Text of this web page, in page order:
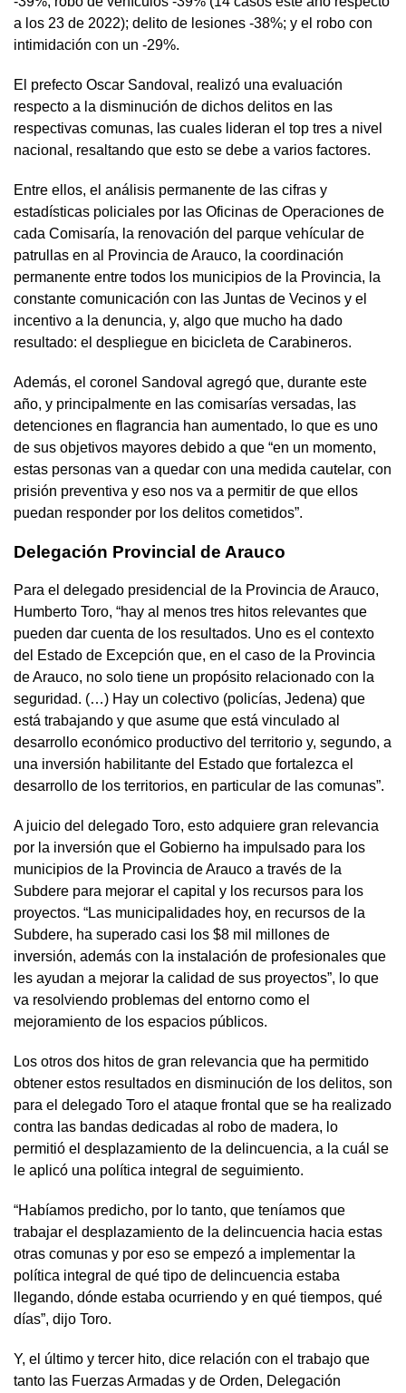
a los 23 de 2022); delito de lesiones -38%; y el robo con
intimidación con un -29%.
El prefecto Oscar Sandoval, realizó una evaluación
respecto a la disminución de dichos delitos en las
respectivas comunas, las cuales lideran el top tres a nivel
nacional, resaltando que esto se debe a varios factores.
Entre ellos, el análisis permanente de las cifras y
estadísticas policiales por las Oficinas de Operaciones de
cada Comisaría, la renovación del parque vehícular de
patrullas en al Provincia de Arauco, la coordinación
permanente entre todos los municipios de la Provincia, la
constante comunicación con las Juntas de Vecinos y el
incentivo a la denuncia, y, algo que mucho ha dado
resultado: el despliegue en bicicleta de Carabineros.
Además, el coronel Sandoval agregó que, durante este
año, y principalmente en las comisarías versadas, las
detenciones en flagrancia han aumentado, lo que es uno
de sus objetivos mayores debido a que “en un momento,
estas personas van a quedar con una medida cautelar, con
prisión preventiva y eso nos va a permitir de que ellos
puedan responder por los delitos cometidos”.
Delegación Provincial de Arauco
Para el delegado presidencial de la Provincia de Arauco,
Humberto Toro, “hay al menos tres hitos relevantes que
pueden dar cuenta de los resultados. Uno es el contexto
del Estado de Excepción que, en el caso de la Provincia
de Arauco, no solo tiene un propósito relacionado con la
seguridad. (…) Hay un colectivo (policías, Jedena) que
está trabajando y que asume que está vinculado al
desarrollo económico productivo del territorio y, segundo, a
una inversión habilitante del Estado que fortalezca el
desarrollo de los territorios, en particular de las comunas”.
A juicio del delegado Toro, esto adquiere gran relevancia
por la inversión que el Gobierno ha impulsado para los
municipios de la Provincia de Arauco a través de la
Subdere para mejorar el capital y los recursos para los
proyectos. “Las municipalidades hoy, en recursos de la
Subdere, ha superado casi los $8 mil millones de
inversión, además con la instalación de profesionales que
les ayudan a mejorar la calidad de sus proyectos”, lo que
va resolviendo problemas del entorno como el
mejoramiento de los espacios públicos.
Los otros dos hitos de gran relevancia que ha permitido
obtener estos resultados en disminución de los delitos, son
para el delegado Toro el ataque frontal que se ha realizado
contra las bandas dedicadas al robo de madera, lo
permitió el desplazamiento de la delincuencia, a la cuál se
le aplicó una política integral de seguimiento.
“Habíamos predicho, por lo tanto, que teníamos que
trabajar el desplazamiento de la delincuencia hacia estas
otras comunas y por eso se empezó a implementar la
política integral de qué tipo de delincuencia estaba
llegando, dónde estaba ocurriendo y en qué tiempos, qué
días”, dijo Toro.
Y, el último y tercer hito, dice relación con el trabajo que
tanto las Fuerzas Armadas y de Orden, Delegación